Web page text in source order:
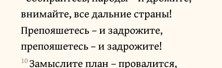
внимайте, все дальние страны!
Препояшетесь – и задрожите,
препояшетесь – и задрожите!
10Замыслите план – провалится,